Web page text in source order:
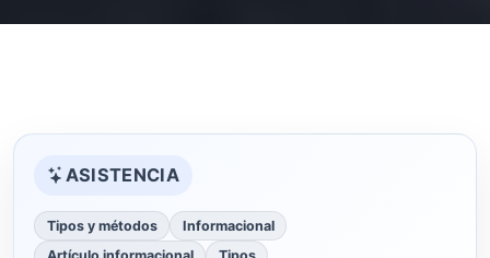
ASISTENCIA
Tipos y métodos
Informacional